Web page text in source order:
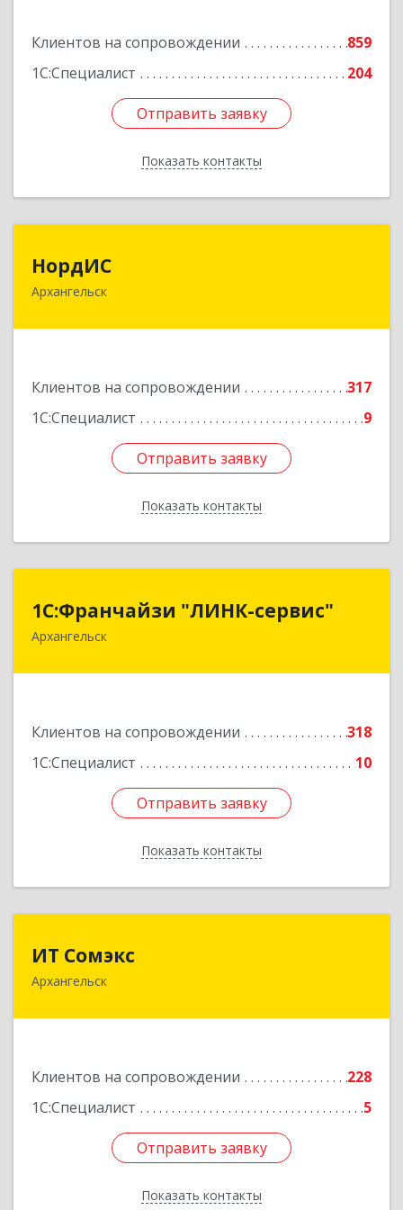
Клиентов на сопровождении
859
1С:Специалист
204
Отправить заявку
Показать контакты
Подробнее
Отправить заявку
Назад
НордИС
Архангельск
Клиентов на сопровождении
317
1С:Специалист
9
Отправить заявку
Показать контакты
163071, Архангельская обл, Архангельск г,
Отправить заявку
Назад
1С:Франчайзи "ЛИНК-сервис"
Архангельск
Клиентов на сопровождении
318
1С:Специалист
10
Отправить заявку
Показать контакты
1С:Франчайзи "ЛИНК-сервис"
163000, Архангельская обл, Архангельск г,
Отправить заявку
Назад
ИТ Сомэкс
Архангельск
Клиентов на сопровождении
228
1С:Специалист
5
Отправить заявку
Показать контакты
163001, Архангельская обл, Архангельск г,
Подробнее
Отправить заявку
Назад